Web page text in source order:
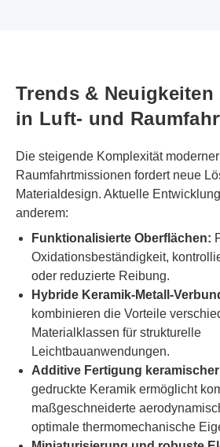
Trends & Neuigkeiten
in Luft- und
Die steigende Komplexität
Raumfahrtmissionen fordert neue
Materialdesign. Aktuelle
anderem:
Funktionalisierte Oberflächen:
Oxidationsbeständigkeit,
oder reduzierte Reibung.
Hybride Keramik-Metall-
kombinieren die Vorteile
Materialklassen für strukturelle
Leichtbauanwendungen.
Additive Fertigung
gedruckte Keramik ermöglicht
maßgeschneiderte
optimale thermomechanische